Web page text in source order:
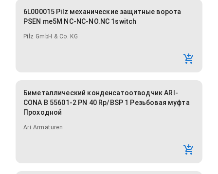
6L000015 Pilz механические защитные ворота
PSEN me5M NC-NC-NO.NC 1switch
Pilz GmbH & Co. KG
Биметаллический конденсатоотводчик ARI-
CONA B 55601-2 PN 40 Rp/BSP 1 Резьбовая муфта
Проходной
Ari Armaturen